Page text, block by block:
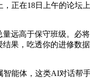
在18日上午的论坛
高于保守班级。必
果，吃透你的进修
体，这类AI对话帮手